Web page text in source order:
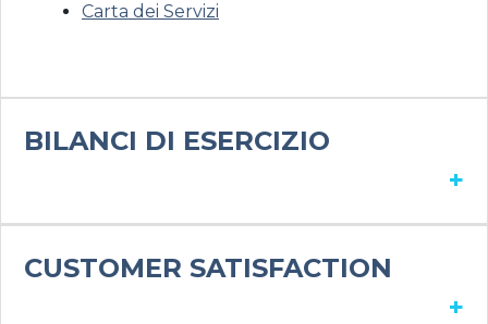
Carta dei Servizi
BILANCI DI ESERCIZIO
+
CUSTOMER SATISFACTION
+